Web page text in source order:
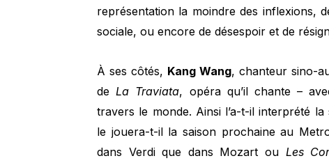
représentation la moindre des inflexions,
sociale, ou encore de désespoir et de
À ses côtés, Kang Wang, chanteur sino-
deLa Traviata, opéra qu’il chante –
travers le monde. Ainsi l’a-t-il interprété
le jouera-t-il la saison prochaine au
dans Verdi que dans Mozart ou Les